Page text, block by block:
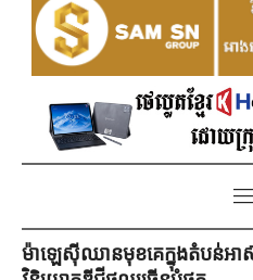
ម៉ាឡេស៊ីឈានមុខគេក្នុងតំបន់អា